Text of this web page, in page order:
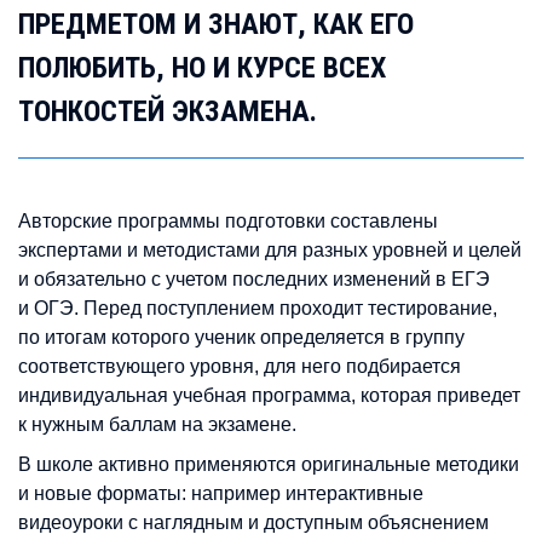
ПРЕДМЕТОМ И ЗНАЮТ, КАК ЕГО
ПОЛЮБИТЬ, НО И КУРСЕ ВСЕХ
ТОНКОСТЕЙ ЭКЗАМЕНА.
Авторские программы подготовки составлены
экспертами и методистами для разных уровней и целей
и обязательно с учетом последних изменений в ЕГЭ
и ОГЭ. Перед поступлением проходит тестирование,
по итогам которого ученик определяется в группу
соответствующего уровня, для него подбирается
индивидуальная учебная программа, которая приведет
к нужным баллам на экзамене.
В школе активно применяются оригинальные методики
и новые форматы: например интерактивные
видеоуроки с наглядным и доступным объяснением